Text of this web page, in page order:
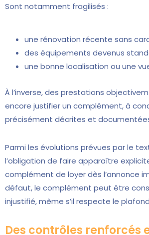
Sont notamment fragilisés :
une rénovation récente sans
des équipements devenus
une bonne localisation ou une
À l’inverse, des prestations
encore justifier un complément, à
précisément décrites et
Parmi les évolutions prévues par le
l’obligation de faire apparaître
complément de loyer dès l’annonce
défaut, le complément peut être
injustifié, même s’il respecte le
Des contrôles renforcés